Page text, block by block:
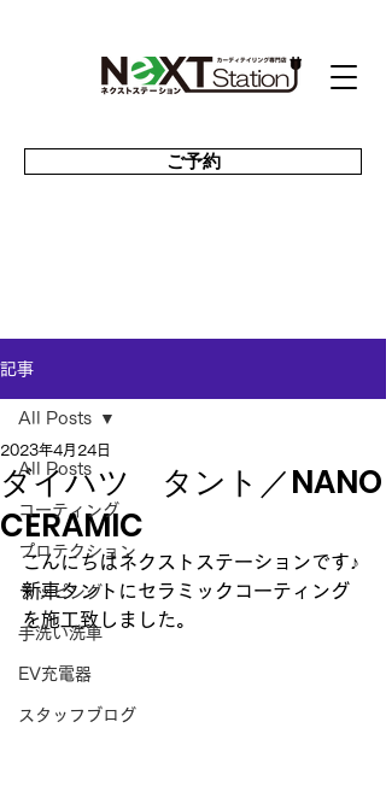
ご予約
記事
All Posts
コーティング
プロテクション
ラッピング
手洗い洗車
EV充電器
スタッフブログ
All Posts
ダイハツ タント／NANO
CERAMIC
2023年4月24日
こんにちはネクストステーションです♪
新車タントにセラミックコーティング
を施工致しました。